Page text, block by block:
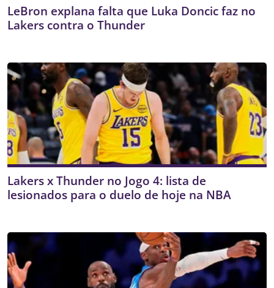
LeBron explana falta que Luka Doncic faz no
Lakers contra o Thunder
Lakers x Thunder no Jogo 4: lista de
lesionados para o duelo de hoje na NBA